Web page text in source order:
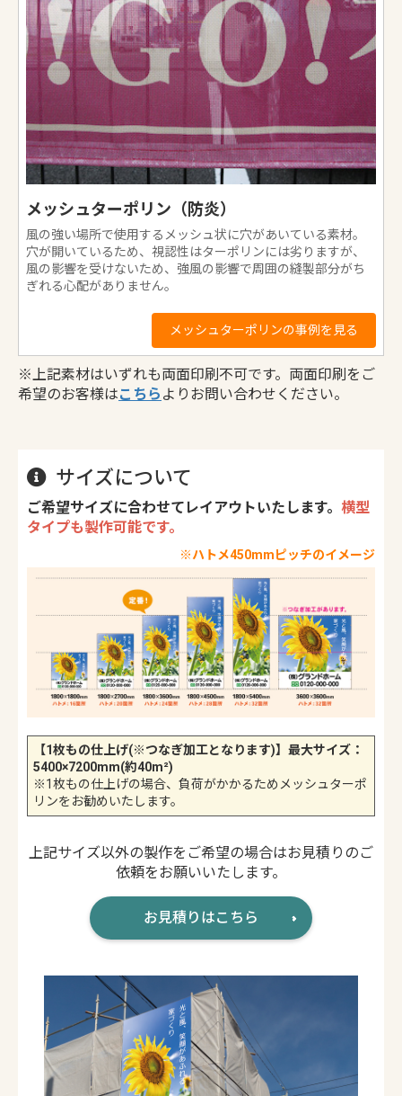
お買い物を続ける カートへ進む
カート（お見積）へ進む
メッシュターポリン（防炎）
風の強い場所で使用するメッシュ状に穴があいている素材。
穴が開いているため、視認性はターポリンには劣りますが、
風の影響を受けないため、強風の影響で周囲の縫製部分がち
ぎれる心配がありません。
メッシュターポリンの事例を見る
※上記素材はいずれも両面印刷不可です。両面印刷をご
希望のお客様はこちら よりお問い合わせください。
サイズについて
ご希望サイズに合わせてレイアウトいたします。 横型
タイプも製作可能です。
※ハトメ450mmピッチのイメージ
【1枚もの仕上げ(※つなぎ加工となります)】最大サイズ：
5400×7200mm(約40m²)
※1枚もの仕上げの場合、負荷がかかるためメッシュターポ
リンをお勧めいたします。
上記サイズ以外の製作をご希望の場合はお見積りのご
依頼をお願いいたします。
お見積りはこちら